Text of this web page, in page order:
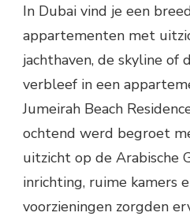
In Dubai vind je een
appartementen met
jachthaven, de skyline of
verbleef in een
Jumeirah Beach
ochtend werd begroet
uitzicht op de Arabische
inrichting, ruime kamers
voorzieningen zorgden